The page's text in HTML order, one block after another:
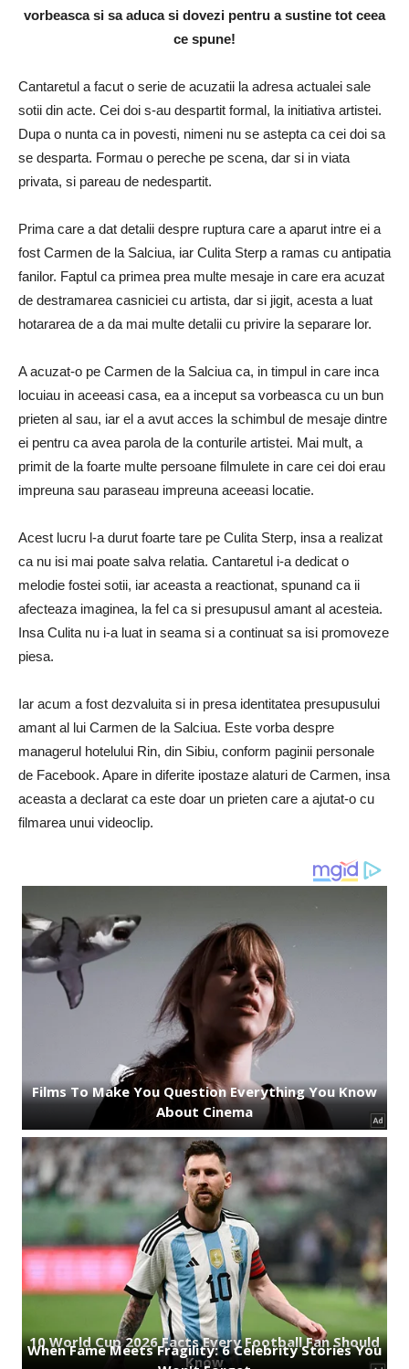
vorbeasca si sa aduca si dovezi pentru a sustine tot ceea
ce spune!
Cantaretul a facut o serie de acuzatii la adresa actualei sale
sotii din acte. Cei doi s-au despartit formal, la initiativa artistei.
Dupa o nunta ca in povesti, nimeni nu se astepta ca cei doi sa
se desparta. Formau o pereche pe scena, dar si in viata
privata, si pareau de nedespartit.
Prima care a dat detalii despre ruptura care a aparut intre ei a
fost Carmen de la Salciua, iar Culita Sterp a ramas cu antipatia
fanilor. Faptul ca primea prea multe mesaje in care era acuzat
de destramarea casniciei cu artista, dar si jigit, acesta a luat
hotararea de a da mai multe detalii cu privire la separare lor.
A acuzat-o pe Carmen de la Salciua ca, in timpul in care inca
locuiau in aceeasi casa, ea a inceput sa vorbeasca cu un bun
prieten al sau, iar el a avut acces la schimbul de mesaje dintre
ei pentru ca avea parola de la conturile artistei. Mai mult, a
primit de la foarte multe persoane filmulete in care cei doi erau
impreuna sau paraseau impreuna aceeasi locatie.
Acest lucru l-a durut foarte tare pe Culita Sterp, insa a realizat
ca nu isi mai poate salva relatia. Cantaretul i-a dedicat o
melodie fostei sotii, iar aceasta a reactionat, spunand ca ii
afecteaza imaginea, la fel ca si presupusul amant al acesteia.
Insa Culita nu i-a luat in seama si a continuat sa isi promoveze
piesa.
Iar acum a fost dezvaluita si in presa identitatea presupusului
amant al lui Carmen de la Salciua. Este vorba despre
managerul hotelului Rin, din Sibiu, conform paginii personale
de Facebook. Apare in diferite ipostaze alaturi de Carmen, insa
aceasta a declarat ca este doar un prieten care a ajutat-o cu
filmarea unui videoclip.